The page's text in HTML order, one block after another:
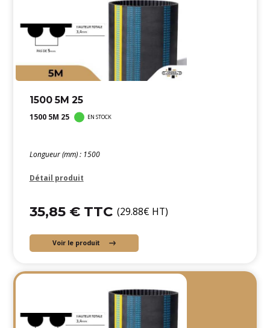
1500 5M 25
1500 5M 25 EN STOCK
Longueur (mm) : 1500
Détail produit
35,85 € TTC (29.88€ HT)
Voir le produit